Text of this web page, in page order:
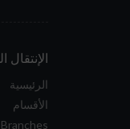
الإنتقال
الرئيسية
الأقسام